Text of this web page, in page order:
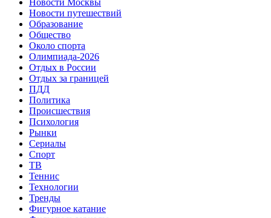
Новости путешествий
Образование
Общество
Около спорта
Олимпиада-2026
Отдых в России
Отдых за границей
ПДД
Политика
Происшествия
Психология
Рынки
Сериалы
Спорт
ТВ
Теннис
Технологии
Тренды
Фигурное катание